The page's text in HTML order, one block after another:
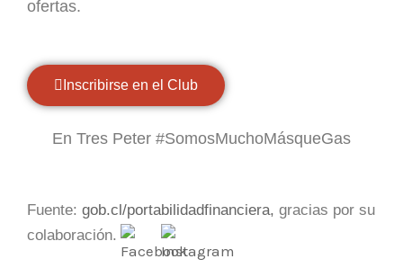
ofertas.
Inscribirse en el Club
En Tres Peter #SomosMuchoMásqueGas
Fuente: gob.cl/portabilidadfinanciera, gracias por su
colaboración.